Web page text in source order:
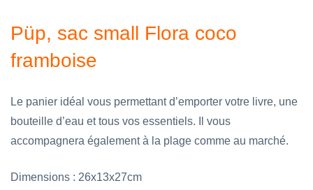
Püp, sac small Flora coco
framboise
Le panier idéal vous permettant d’emporter votre livre, une
bouteille d’eau et tous vos essentiels. Il vous
accompagnera également à la plage comme au marché.
Dimensions : 26x13x27cm